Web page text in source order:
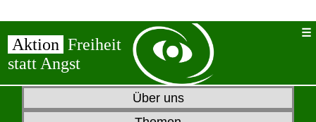
Aktion Freiheit
statt Angst
Über uns